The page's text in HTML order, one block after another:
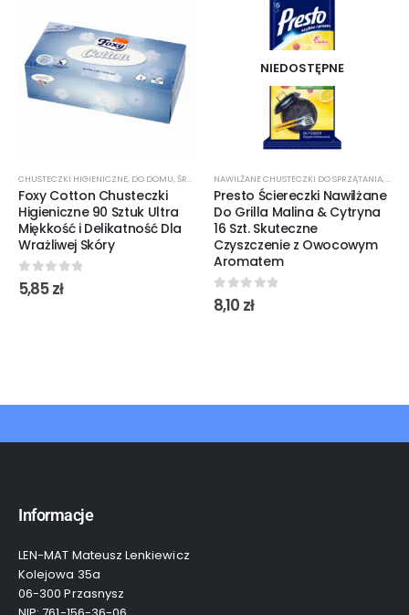
CHUSTECZKI HIGIENICZNE, DO DOMU,ŚRODKI CZYSTOŚCI
Foxy Cotton Chusteczki
Higieniczne 90 Sztuk Ultra
Miękkość i Delikatność Dla
Wrażliwej Skóry
0out of 5
5,85zł
NIEDOSTĘPNE
NAWILŻANE CHUSTECZKI DO SPRZĄTANIA,
Presto Ściereczki Nawilżane
Do Grilla Malina & Cytryna
16 Szt. Skuteczne
Czyszczenie z Owocowym
Aromatem
0out of 5
8,10 zł
Informacje
LEN-MAT Mateusz Lenkiewicz
Kolejowa 35a
06-300 Przasnysz